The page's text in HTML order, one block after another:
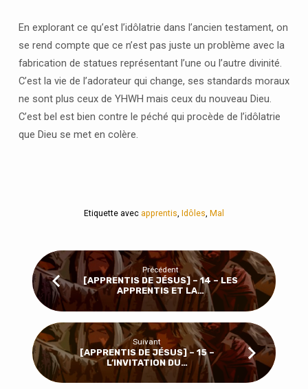
En explorant ce qu’est l’idôlatrie dans l’ancien testament, on
se rend compte que ce n’est pas juste un problème avec la
fabrication de statues représentant l’une ou l’autre divinité.
C’est la vie de l’adorateur qui change, ses standards moraux
ne sont plus ceux de YHWH mais ceux du nouveau Dieu.
C’est bel est bien contre le péché qui procède de l’idôlatrie
que Dieu se met en colère.
Etiquette avec apprentis, Idôles, Mal
Précédent
[APPRENTIS DE JÉSUS] – 14 – LES
APPRENTIS ET LA…
Suivant
[APPRENTIS DE JÉSUS] – 15 –
L’INVITATION DU…